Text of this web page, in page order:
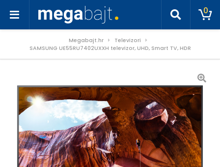
0
Megabajt.hr
Televizori
SAMSUNG UE55RU7402UXXH televizor, UHD, Smart TV, HDR